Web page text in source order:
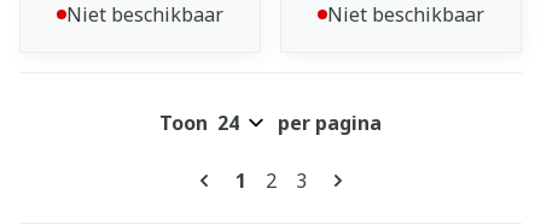
Niet beschikbaar Niet beschikbaar
Pagina's
U lees momenteel pagina
1 Pagina
2 Pagina
3
Toon per pagina